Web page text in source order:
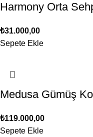
Harmony Orta
₺31.000,00
Sepete Ekle
Medusa Gümüş
₺119.000,00
Sepete Ekle